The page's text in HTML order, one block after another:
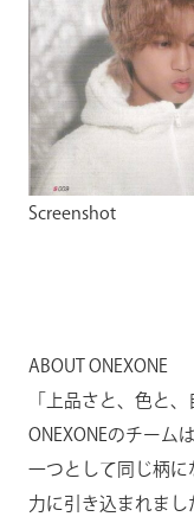
Screenshot
ABOUT ONEXONE
「上品さと、色と、
ONEXONEのチーム
一つとして同じ柄に
力に引き込まれま